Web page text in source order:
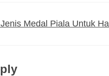
Medal Piala Untuk